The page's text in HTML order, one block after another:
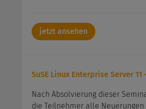
jetzt ansehen
SuSE Linux Enterprise Server 11
Nach Absolvierung dieser
die Teilnehmer alle Neuerungen